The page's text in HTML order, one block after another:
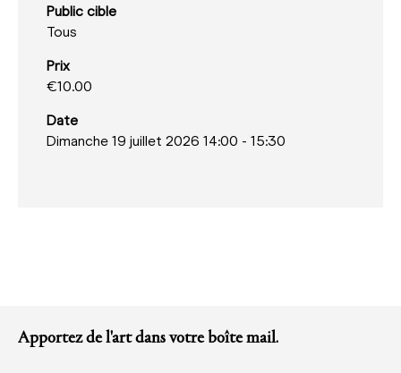
Public cible
Tous
Prix
€10.00
Date
Dimanche 19 juillet 2026 14:00 - 15:30
Apportez de l'art dans votre boîte mail.